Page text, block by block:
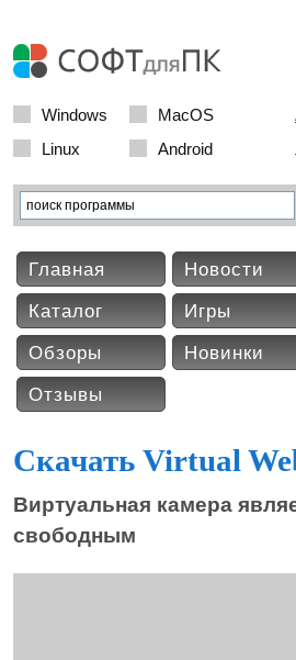
Windows
MacOS
Linux
Android
Главная
Новости
Каталог
Игры
Обзоры
Новинки
Отзывы
Скачать Virtual
Виртуальная камера
свободным